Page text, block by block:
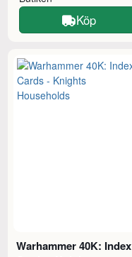
Köp
Warhammer 40K: Index